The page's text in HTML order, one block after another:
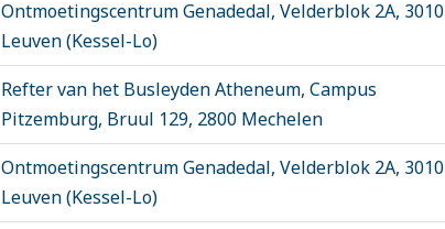
Ontmoetingscentrum Genadedal, Velderblok 2A, 3010
Leuven (Kessel-Lo)
Refter van het Busleyden Atheneum, Campus
Pitzemburg, Bruul 129, 2800 Mechelen
Ontmoetingscentrum Genadedal, Velderblok 2A, 3010
Leuven (Kessel-Lo)